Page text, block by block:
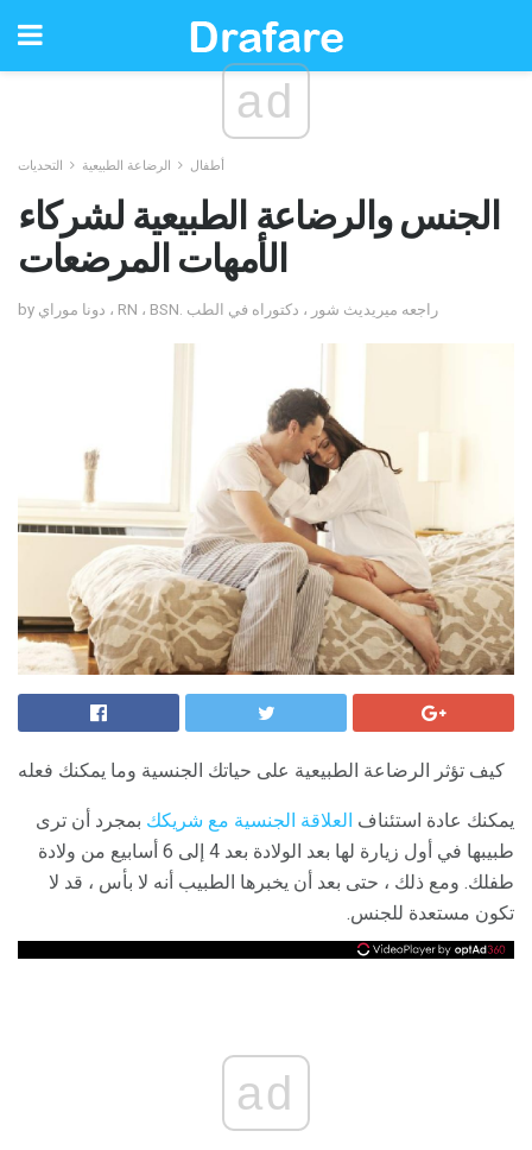
ad
أطفال الرضاعة الطبيعية التحديات
الجنس والرضاعة الطبيعية لشركاء
الأمهات المرضعات
by دونا موراي ، RN ، BSN. راجعه ميريديث شور ، دكتوراه في الطب
كيف تؤثر الرضاعة الطبيعية على حياتك الجنسية وما يمكنك فعله
يمكنك عادة استئناف العلاقة الجنسية مع شريكك بمجرد أن ترى
طبيبها في أول زيارة لها بعد الولادة بعد 4 إلى 6 أسابيع من ولادة
طفلك. ومع ذلك ، حتى بعد أن يخبرها الطبيب أنه لا بأس ، قد لا
تكون مستعدة للجنس.
ad